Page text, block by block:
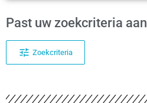
Past uw zoekcriteria aan
Zoekcriteria